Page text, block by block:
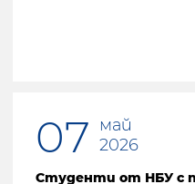
07
май
2026
Студенти от НБУ с